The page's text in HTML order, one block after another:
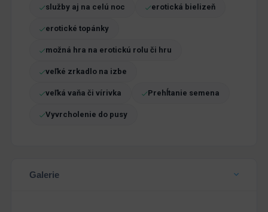
služby aj na celú noc erotická bielizeň
erotické topánky
možná hra na erotickú rolu či hru
veľké zrkadlo na izbe
veľká vaňa či vírivka Prehĺtanie semena
Vyvrcholenie do pusy
Galerie